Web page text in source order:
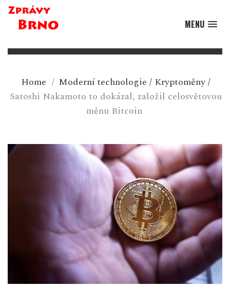
MENU
Home / Moderní technologie / Kryptoměny/
Satoshi Nakamoto to dokázal, založil celosvětovou
měnu Bitcoin